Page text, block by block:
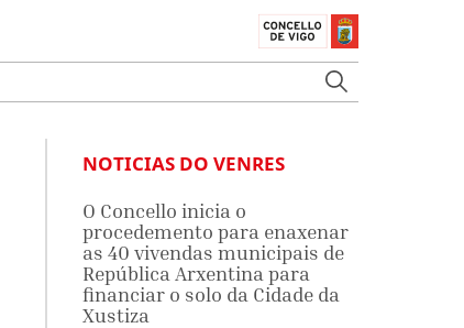
NOTICIAS DO VENRES
O Concello inicia o
procedemento para enaxenar
as 40 vivendas municipais de
República Arxentina para
financiar o solo da Cidade da
Xustiza